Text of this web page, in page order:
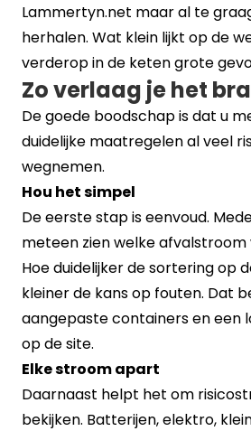
Lammertyn.net maar al te
herhalen. Wat klein lijkt op de
verderop in de keten grote
Zo verlaag je het
De goede boodschap is dat u
duidelijke maatregelen al veel
wegnemen.
Hou het simpel
De eerste stap is eenvoud.
meteen zien welke
Hoe duidelijker de sortering op
kleiner de kans op fouten. Dat
aangepaste containers en een
op de site.
Elke stroom apart
Daarnaast helpt het om
bekijken. Batterijen, elektro,